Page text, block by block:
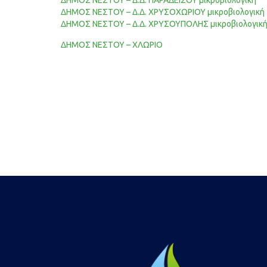
ΔΗΜΟΣ ΝΕΣΤΟΥ – Δ.Δ. ΧΡΥΣΟΧΩΡΙΟΥ μικροβιολογική
ΔΗΜΟΣ ΝΕΣΤΟΥ – Δ.Δ. ΧΡΥΣΟΥΠΟΛΗΣ μικροβιολογική
ΔΗΜΟΣ ΝΕΣΤΟΥ – ΧΛΩΡΙΟ